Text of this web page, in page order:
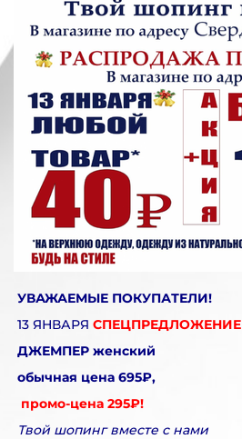
УВАЖАЕМЫЕ ПОКУПАТЕЛИ!
13 ЯНВАРЯ СПЕЦПРЕДЛОЖЕНИЕ
ДЖЕМПЕР женский
обычная цена 695₽,
промо-цена 295₽!
Твой шопинг вместе с нами